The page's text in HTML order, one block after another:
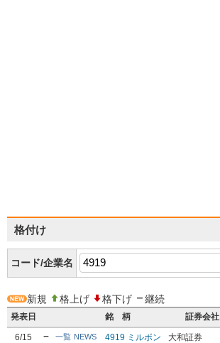
格付け
コード/企業名
新規 格上げ 格下げ
継続
発表日
銘 柄 証券会社
6/15 一覧 NEWS 4919 ミルボン 大和証券